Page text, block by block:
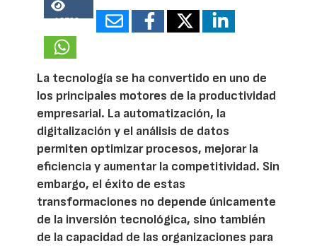
13728
La tecnología se ha convertido en uno de
los principales motores de la productividad
empresarial. La automatización, la
digitalización y el análisis de datos
permiten optimizar procesos, mejorar la
eficiencia y aumentar la competitividad. Sin
embargo, el éxito de estas
transformaciones no depende únicamente
de la inversión tecnológica, sino también
de la capacidad de las organizaciones para